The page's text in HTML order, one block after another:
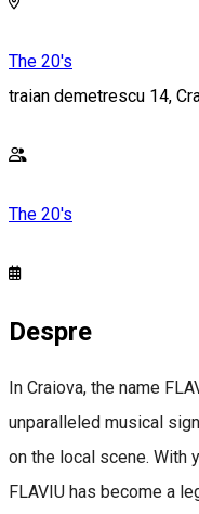
The 20's
traian demetrescu 14,
The 20's
Despre
In Craiova, the name
unparalleled musical
on the local scene. With
FLAVIU has become a